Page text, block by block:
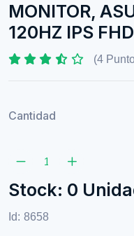
MONITOR,
120HZ IPS
(4
Cantidad
Stock: 0
Id: 8658